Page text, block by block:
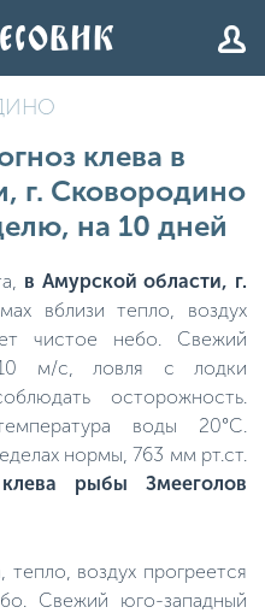
клева в
г. Сковородино
на 10 дней
в Амурской области, г.
вблизи тепло, воздух
чистое небо. Свежий
10 м/с, ловля с лодки
осторожность.
воды 20°C.
нормы, 763 мм рт.ст.
рыбы Змееголов
тепло, воздух прогреется
Свежий юго-западный